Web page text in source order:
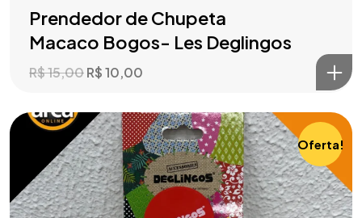
Prendedor de Chupeta
Macaco Bogos- Les Deglingos
R$15,00R$10,00
Oferta!